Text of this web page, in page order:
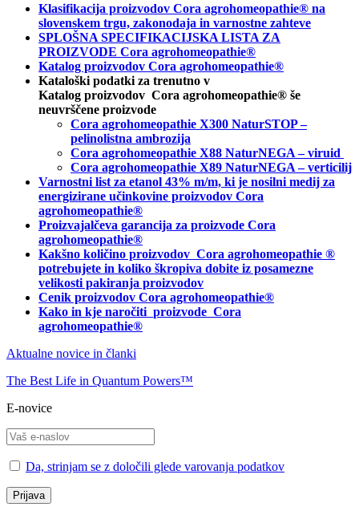
Klasifikacija proizvodov Cora agrohomeopathie® na
slovenskem trgu, zakonodaja in varnostne zahteve
SPLOŠNA SPECIFIKACIJSKA LISTA ZA
PROIZVODE Cora agrohomeopathie®
Katalog proizvodov Cora agrohomeopathie®
Kataloški podatki za trenutno v
Katalog proizvodov Cora agrohomeopathie® še
neuvrščene proizvode
Cora agrohomeopathie X300 NaturSTOP –
pelinolistna ambrozija
Cora agrohomeopathie X88 NaturNEGA – viruid
Cora agrohomeopathie X89 NaturNEGA – verticilij
Varnostni list za etanol 43% m/m, ki je nosilni medij za
energizirane učinkovine proizvodov Cora
agrohomeopathie®
Proizvajalčeva garancija za proizvode Cora
agrohomeopathie®
Kakšno količino proizvodov Cora agrohomeopathie ®
potrebujete in koliko škropiva dobite iz posamezne
velikosti pakiranja proizvodov
Cenik proizvodov Cora agrohomeopathie®
Kako in kje naročiti proizvode Cora
agrohomeopathie®
Aktualne novice in članki
The Best Life in Quantum Powers™
E-novice
Da, strinjam se z določili glede varovanja podatkov